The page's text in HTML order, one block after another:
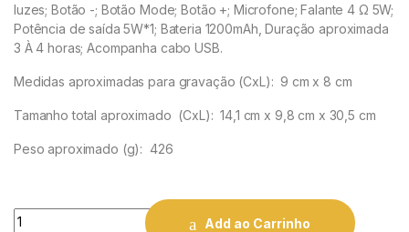
luzes; Botão -; Botão Mode; Botão +; Microfone; Falante 4 Ω 5W;
Potência de saída 5W*1; Bateria 1200mAh, Duração aproximada
3 À 4 horas; Acompanha cabo USB.
Medidas aproximadas para gravação (CxL): 9 cm x 8 cm
Tamanho total aproximado (CxL): 14,1 cm x 9,8 cm x 30,5 cm
Peso aproximado (g): 426
Quantity
Add ao Carrinho